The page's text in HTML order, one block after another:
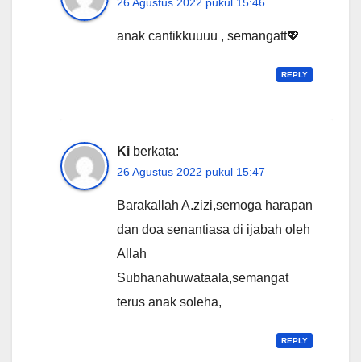
anak cantikkuuuu , semangatt💖
REPLY
Ki berkata:
26 Agustus 2022 pukul 15:47
Barakallah A.zizi,semoga harapan
dan doa senantiasa di ijabah oleh
Allah
Subhanahuwataala,semangat
terus anak soleha,
REPLY